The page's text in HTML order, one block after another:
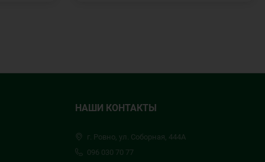
НАШИ КОНТАКТЫ
г. Ровно, ул. Соборная, 444А
096 030 70 77